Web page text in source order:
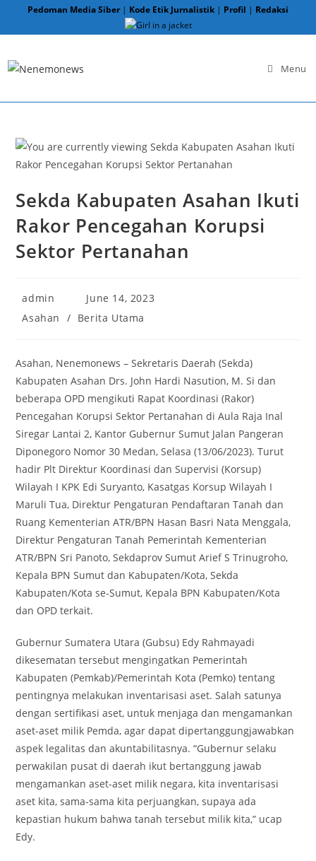
Pedoman Media Siber| Kode Etik Jurnalistik | Profil | Redaksi
Menu
Sekda Kabupaten Asahan Ikuti
Rakor Pencegahan Korupsi
Sektor Pertanahan
Post
admin
Post
June 14, 2023
Post
Asahan / Berita Utama
Asahan, Nenemonews – Sekretaris Daerah (Sekda)
Kabupaten Asahan Drs. John Hardi Nasution, M. Si dan
beberapa OPD mengikuti Rapat Koordinasi (Rakor)
Pencegahan Korupsi Sektor Pertanahan di Aula Raja Inal
Siregar Lantai 2, Kantor Gubernur Sumut Jalan Pangeran
Diponegoro Nomor 30 Medan, Selasa (13/06/2023). Turut
hadir Plt Direktur Koordinasi dan Supervisi (Korsup)
Wilayah I KPK Edi Suryanto, Kasatgas Korsup Wilayah I
Maruli Tua, Direktur Pengaturan Pendaftaran Tanah dan
Ruang Kementerian ATR/BPN Hasan Basri Nata Menggala,
Direktur Pengaturan Tanah Pemerintah Kementerian
ATR/BPN Sri Panoto, Sekdaprov Sumut Arief S Trinugroho,
Kepala BPN Sumut dan Kabupaten/Kota, Sekda
Kabupaten/Kota se-Sumut, Kepala BPN Kabupaten/Kota
dan OPD terkait.
Gubernur Sumatera Utara (Gubsu) Edy Rahmayadi
dikesematan tersebut mengingatkan Pemerintah
Kabupaten (Pemkab)/Pemerintah Kota (Pemko) tentang
pentingnya melakukan inventarisasi aset. Salah satunya
dengan sertifikasi aset, untuk menjaga dan mengamankan
aset-aset milik Pemda, agar dapat dipertanggungjawabkan
aspek legalitas dan akuntabilitasnya. “Gubernur selaku
perwakilan pusat di daerah ikut bertanggung jawab
mengamankan aset-aset milik negara, kita inventarisasi
aset kita, sama-sama kita perjuangkan, supaya ada
kepastian hukum bahwa tanah tersebut milik kita,” ucap
Edy.